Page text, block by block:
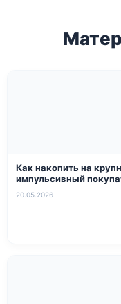
Как накопить на
импульсивный
20.05.2026